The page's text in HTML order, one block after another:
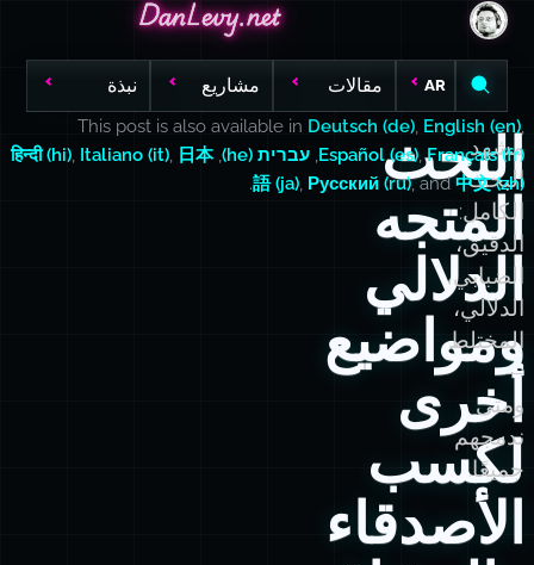
DanLevy.net
DanLevy.net
DanLevy.net
AR مقالات مشاريع نبذة
البحث
المتجه
الدلالي
ومواضيع
أخرى
لكسب
الأصدقاء
مشهد
البحث
الكامل:
الدقيق،
الضبابي،
الدلالي،
المختلط
—
ومتى
ندمجهم
جميعًا.
This post is also available in Deutsch (de), English (en),
Español (es),Français (fr)
, עברית (he) ,
हिन्दी (hi), Italiano (it), 日本
語 (ja), Русский (ru), and中文 (zh)
.